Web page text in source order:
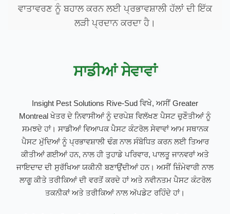
ਵਾਤਾਵਰਣ ਨੂੰ ਬਹਾਲ ਕਰਨ ਲਈ ਪ੍ਰਭਾਵਸ਼ਾਲੀ ਹੱਲਾਂ ਦੀ ਇੱਕ
ਲੜੀ ਪ੍ਰਦਾਨ ਕਰਦਾ ਹੈ।
ਸਾਡੀਆਂ ਸੇਵਾਵਾਂ
Insight Pest Solutions Rive-Sud ਵਿਖੇ, ਅਸੀਂ Greater
Montreal ਖੇਤਰ ਦੇ ਨਿਵਾਸੀਆਂ ਨੂੰ ਦਰਪੇਸ਼ ਵਿਲੱਖਣ ਪੈਸਟ ਚੁਣੌਤੀਆਂ ਨੂੰ
ਸਮਝਦੇ ਹਾਂ। ਸਾਡੀਆਂ ਵਿਆਪਕ ਪੈਸਟ ਕੰਟਰੋਲ ਸੇਵਾਵਾਂ ਆਮ ਸਥਾਨਕ
ਪੈਸਟ ਮੁੱਦਿਆਂ ਨੂੰ ਪ੍ਰਭਾਵਸ਼ਾਲੀ ਢੰਗ ਨਾਲ ਸੰਬੋਧਿਤ ਕਰਨ ਲਈ ਤਿਆਰ
ਕੀਤੀਆਂ ਗਈਆਂ ਹਨ, ਨਾਲ ਹੀ ਤੁਹਾਡੇ ਪਰਿਵਾਰ, ਪਾਲਤੂ ਜਾਨਵਰਾਂ ਅਤੇ
ਜਾਇਦਾਦ ਦੀ ਸੁਰੱਖਿਆ ਯਕੀਨੀ ਬਣਾਉਂਦੀਆਂ ਹਨ। ਅਸੀਂ ਜ਼ਿੰਮੇਵਾਰੀ ਨਾਲ
ਲਾਗੂ ਕੀਤੇ ਤਰੀਕਿਆਂ ਦੀ ਵਰਤੋਂ ਕਰਦੇ ਹਾਂ ਅਤੇ ਨਵੀਨਤਮ ਪੈਸਟ ਕੰਟਰੋਲ
ਤਕਨੀਕਾਂ ਅਤੇ ਤਰੀਕਿਆਂ ਨਾਲ ਅੱਪਡੇਟ ਰਹਿੰਦੇ ਹਾਂ।